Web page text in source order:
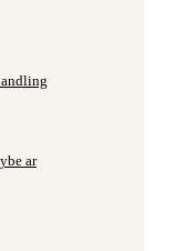
ar